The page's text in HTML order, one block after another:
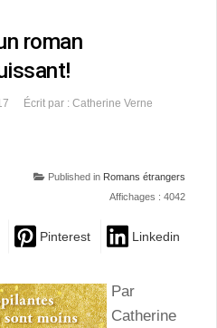
roman
Écrit par : Catherine Verne
Published in Romans étrangers
Affichages : 4042
Pinterest Linkedin
Par
Catherine